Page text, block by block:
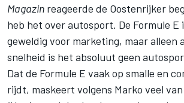
Magazin reageerde de Oostenrijker
heb het over autosport. De Formule E
geweldig voor marketing, maar alleen
snelheid is het absoluut geen
Dat de Formule E vaak op smalle en
rijdt, maskeert volgens Marko veel